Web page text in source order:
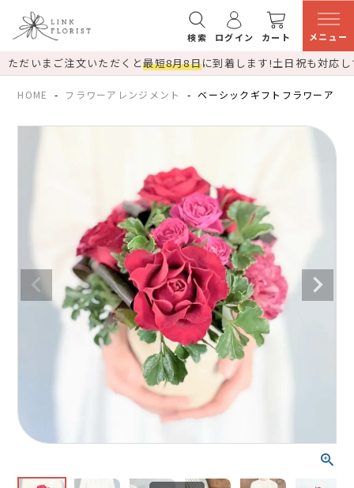
検索 ログイン カート メニュー
ただいまご注文いただくと最短8月8日に到着します!土日祝も対応
HOME フラワーアレンジメント ベーシックギフトフラワーアレ